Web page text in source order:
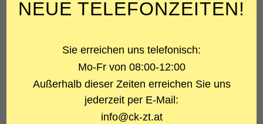
ÜBER DAS PROJEKT
PROJEKTART
LEISTUNG
NEUE TELEFONZEITEN!
Sie erreichen uns telefonisch:
Mo-Fr von 08:00-12:00
Außerhalb dieser Zeiten erreichen Sie uns
jederzeit per E-Mail:
info@ck-zt.at